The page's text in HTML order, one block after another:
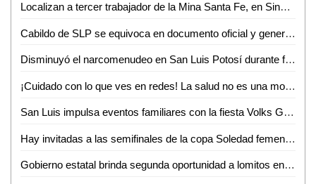
Localizan a tercer trabajador de la Mina Santa Fe, en Sinaloa
Cabildo de SLP se equivoca en documento oficial y genera confusión en cambio de nombre de avenida
Disminuyó el narcomenudeo en San Luis Potosí durante febrero
¡Cuidado con lo que ves en redes! La salud no es una moda, advierte nutrióloga
San Luis impulsa eventos familiares con la fiesta Volks Girls
Hay invitadas a las semifinales de la copa Soledad femenil 2026
Gobierno estatal brinda segunda oportunidad a lomitos en la Guardia Civil